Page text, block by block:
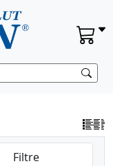
Filtre